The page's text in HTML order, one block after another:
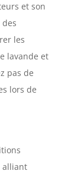
et son
les
lavande et
pas de
lors de
alliant